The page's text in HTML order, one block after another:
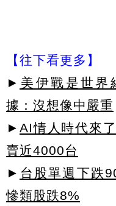
【往下看更多】
► 美伊戰是世界
據：沒想像中嚴重
► AI情人時代來
賣近4000台
► 台股單週下跌
慘類股跌8%